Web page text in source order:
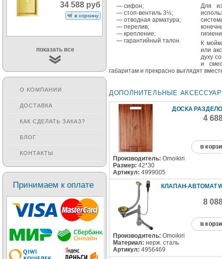
— сифон;
— стоп-вентиль 3½;
— отводная арматура;
— перелив;
— крепление;
— гарантийный талон.
Для
К
или
духу
и
габаритам и прекрасно выглядят
ДОПОЛНИТЕЛЬНЫЕ
ДОСКА
4
в
Производитель: Omoikiri
Размер: 42*30
Артикул: 4999005
КЛАПАН-АВТОМАТ
8
в
Производитель: Omoikiri
Материал: нерж. сталь
Артикул: 4956469
34 588 руб
показать все
О КОМПАНИИ
ДОСТАВКА
КАК СДЕЛАТЬ ЗАКАЗ?
БЛОГ
КОНТАКТЫ
Принимаем к оплате